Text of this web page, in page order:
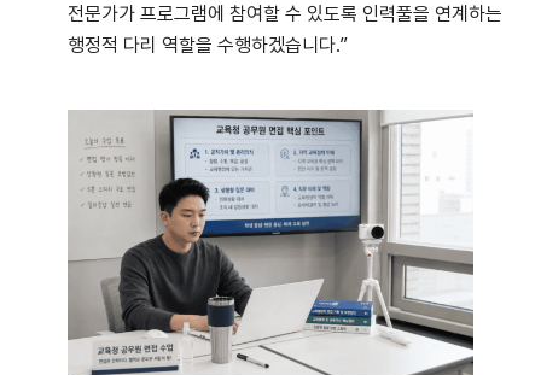
전문가가 프로그램에 참여할 수 있도록 인력풀을 연계하는
행정적 다리 역할을 수행하겠습니다.”